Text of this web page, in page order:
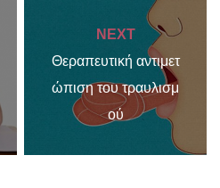
NEXT
Θεραπευτική αντιμετ
ώπιση του τραυλισμ
ού